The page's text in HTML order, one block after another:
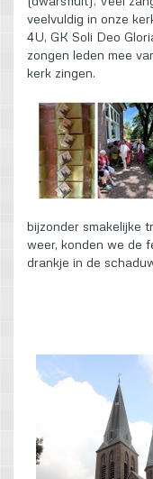
veelvuldig in onze
4U, GK Soli Deo
zongen leden mee
kerk zingen.
bijzonder smakelijke
weer, konden we de
drankje in de